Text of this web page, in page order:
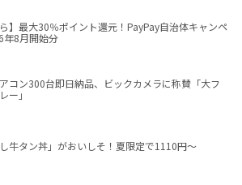
ら】最大30％ポイント還元！PayPay自治体キャンペ
年8月開始分
コン300台即日納品、ビックカメラに称賛「大フ
ー」
し牛タン丼」がおいしそ！夏限定で1110円～